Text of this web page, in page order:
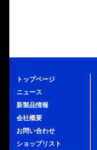
トップページ
ニュース
新製品情報
会社概要
お問い合わせ
ショップリスト